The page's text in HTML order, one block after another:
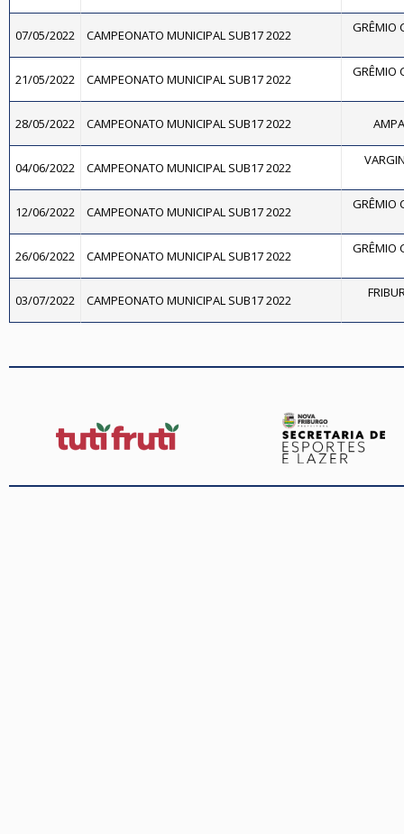
07/05/2022 CAMPEONATO MUNICIPAL SUB17 2022 GRÊMIO
21/05/2022 CAMPEONATO MUNICIPAL SUB17 2022 GRÊMIO
28/05/2022 CAMPEONATO MUNICIPAL SUB17 2022
04/06/2022 CAMPEONATO MUNICIPAL SUB17 2022
12/06/2022 CAMPEONATO MUNICIPAL SUB17 2022 GRÊMIO
26/06/2022 CAMPEONATO MUNICIPAL SUB17 2022 GRÊMIO
03/07/2022 CAMPEONATO MUNICIPAL SUB17 2022